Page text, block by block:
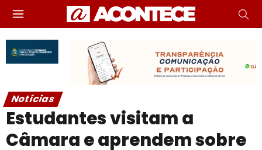
Notícias
Estudantes visitam a
Câmara e aprendem sobre